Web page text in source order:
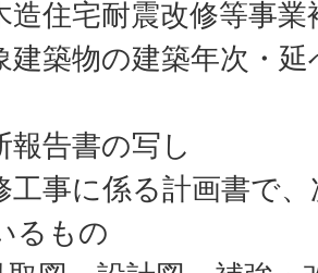
造住宅耐震改修等事
建築物の建築年次・
報告書の写し
工事に係る計画書で
るもの